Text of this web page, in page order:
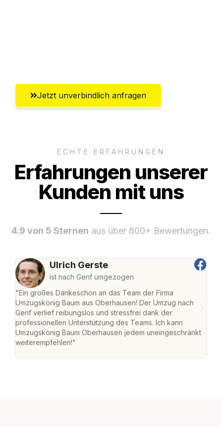
Jetzt unverbindlich anfragen
ECHTE ERFAHRUNGEN
Erfahrungen unserer
Kunden mit uns
4.9 von 5 Sternen aus über 800+ Bewertungen.
Ulrich Gerste
ist nach Genf umgezogen
"Ein großes Dankeschön an das Team der Firma
Umzugskönig Baum aus Oberhausen! Der Umzug nach
Genf verlief reibungslos und stressfrei dank der
professionellen Unterstützung des Teams. Ich kann
Umzugskönig Baum Oberhausen jedem uneingeschränkt
weiterempfehlen!"